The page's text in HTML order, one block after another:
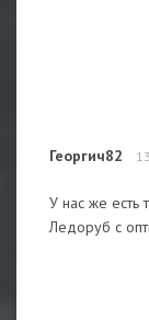
Георгич82
У нас же есть
Ледоруб с